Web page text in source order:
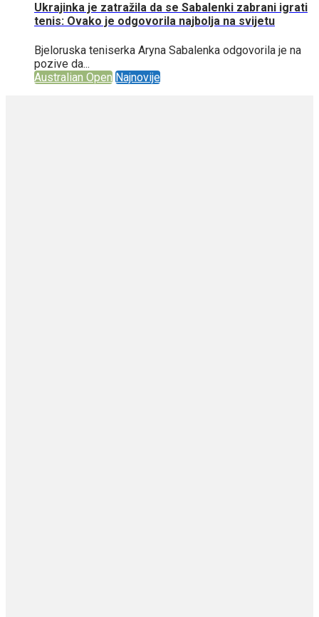
Ukrajinka je zatražila da se Sabalenki zabrani igrati
tenis: Ovako je odgovorila najbolja na svijetu
Bjeloruska teniserka Aryna Sabalenka odgovorila je na
pozive da...
Australian Open Najnovije